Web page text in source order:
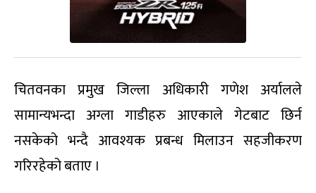
चितवनका प्रमुख जिल्ला अधिकारी गणेश अर्यालले
सामान्यभन्दा अग्ला गाडीहरु आएकाले गेटबाट छिर्न
नसकेको भन्दै आवश्यक प्रबन्ध मिलाउन सहजीकरण
गरिरहेको बताए ।